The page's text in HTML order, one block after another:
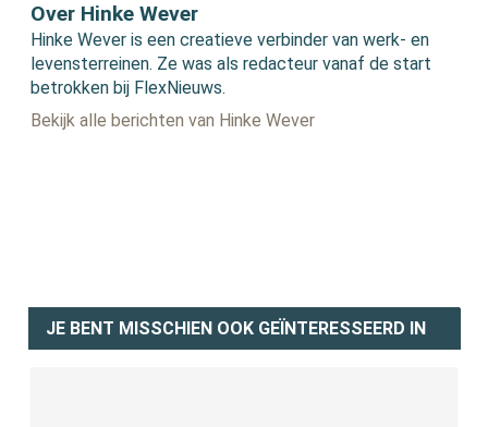
Over Hinke Wever
Hinke Wever is een creatieve verbinder van werk- en
levensterreinen. Ze was als redacteur vanaf de start
betrokken bij FlexNieuws.
Bekijk alle berichten van Hinke Wever
JE BENT MISSCHIEN OOK GEÏNTERESSEERD IN